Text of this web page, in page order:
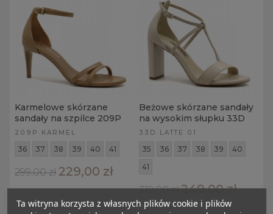
Karmelowe skórzane
sandały na szpilce 209P
209P KARMEL
36 37 38 39 40 41
299,00 zł 229,00 zł
Beżowe skórzane sandały
na wysokim słupku 33D
33D LATTE 01
35 36 37 38 39
40
41
319,00 zł 249,00 zł
Ta witryna korzysta z własnych plików cookie i plików